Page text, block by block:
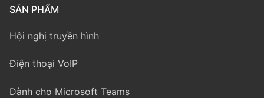
SẢN PHẨM
Hội nghị truyền hình
Điện thoại VoIP
Dành cho Microsoft Teams